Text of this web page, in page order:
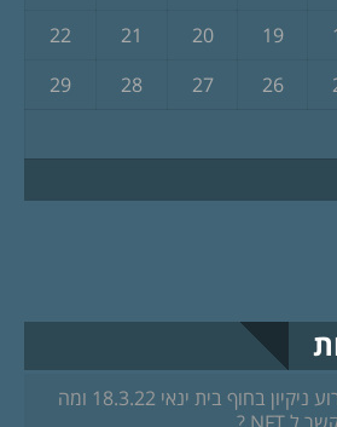
19
20
21
22
26
27
28
29
ארוע ניקיון בחוף בית ינאי 18.3.22 ומה